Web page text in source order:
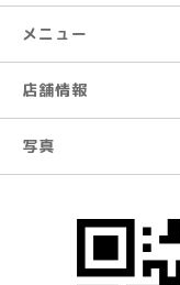
メニュー
店舗情報
写真